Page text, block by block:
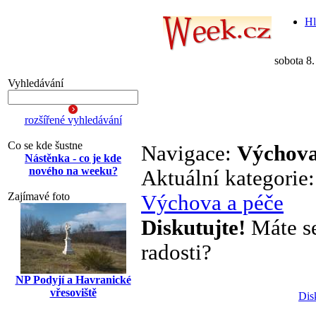
sobota
Vyhledávání
rozšířené vyhledávání
Co se kde šustne
Nástěnka - co je kde
nového na weeku?
Zajímavé foto
NP Podyjí a Havranické
vřesoviště
Navigace:
Aktuální
Výchova a péče
Diskutujte! Máte
radosti?